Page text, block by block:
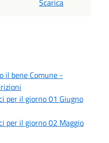
il bene Comune -
per il giorno 01 Giugno
per il giorno 02 Maggio